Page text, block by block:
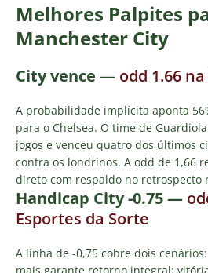
Melhores Palpites
Manchester City
City vence — odd 1.66
A probabilidade implícita aponta
para o Chelsea. O time de
jogos e venceu quatro dos últimos
contra os londrinos. A odd de 1,66
direto com respaldo no retrospecto
Handicap City -0.75—
Esportes da Sorte
A linha de -0,75 cobre dois